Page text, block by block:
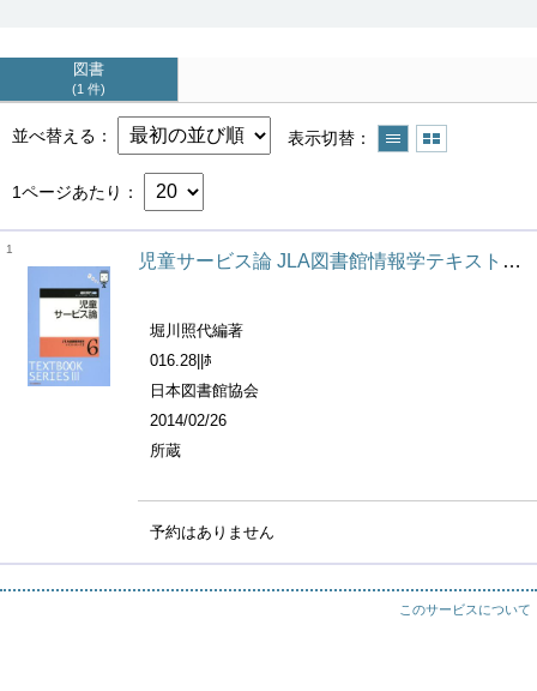
図書
1 件
並べ替える 表示切替
1ページあたり
1
児童サービス論 JLA図書館情報学テキストシリーズ3 / 塩見昇, 柴田正美, 小田光宏, 大谷康晴編集 ; 6
堀川照代編著
016.28||ﾎ
日本図書館協会
2014/02/26
所蔵
予約はありません
このサービスについて